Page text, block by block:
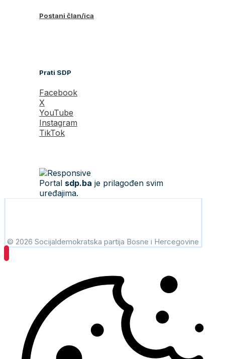
Postani član/ica
Prati SDP
Facebook
X
YouTube
Instagram
TikTok
Portal sdp.ba je prilagođen svim
uređajima.
© 2026 Socijaldemokratska partija Bosne i Hercegovine